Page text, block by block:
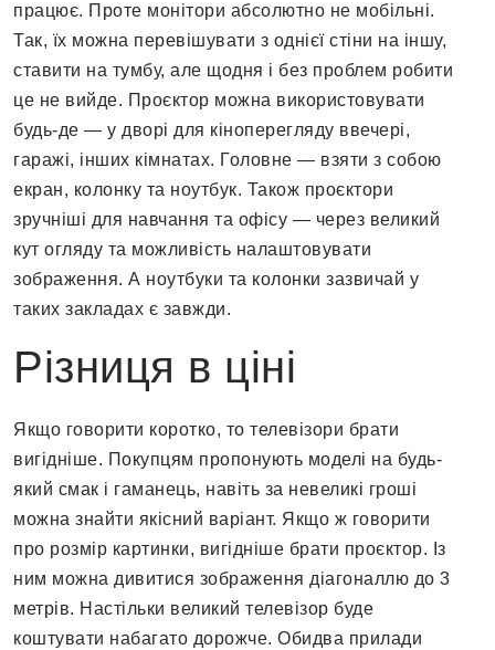
працює. Проте монітори абсолютно не мобільні.
Так, їх можна перевішувати з однієї стіни на іншу,
ставити на тумбу, але щодня і без проблем робити
це не вийде. Проєктор можна використовувати
будь-де — у дворі для кіноперегляду ввечері,
гаражі, інших кімнатах. Головне — взяти з собою
екран, колонку та ноутбук. Також проєктори
зручніші для навчання та офісу — через великий
кут огляду та можливість налаштовувати
зображення. А ноутбуки та колонки зазвичай у
таких закладах є завжди.
Різниця в ціні
Якщо говорити коротко, то телевізори брати
вигідніше. Покупцям пропонують моделі на будь-
який смак і гаманець, навіть за невеликі гроші
можна знайти якісний варіант. Якщо ж говорити
про розмір картинки, вигідніше брати проєктор. Із
ним можна дивитися зображення діагоналлю до 3
метрів. Настільки великий телевізор буде
коштувати набагато дорожче. Обидва прилади